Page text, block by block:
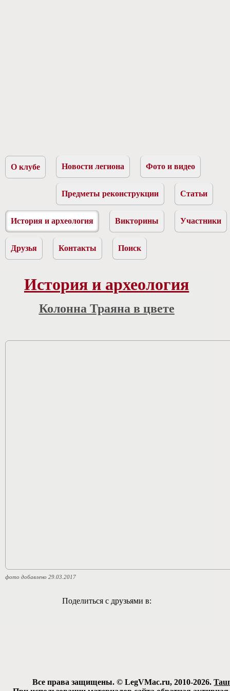
О клубе Новости легиона Фото и видео
Предметы реконструкции Статьи
История и археология Викторины Участники
Друзья Контакты Поиск
История и археология
Колонна Траяна в цвете
фото добавлено 29.03.2017
Поделиться с друзьями в:
Все права защищены. © LegVMac.ru, 2010-2026.